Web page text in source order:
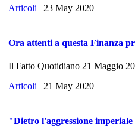
Articoli | 23 May 2020
Ora attenti a questa Finanza
Il Fatto Quotidiano 21 Maggio
Articoli | 21 May 2020
"Dietro l'aggressione